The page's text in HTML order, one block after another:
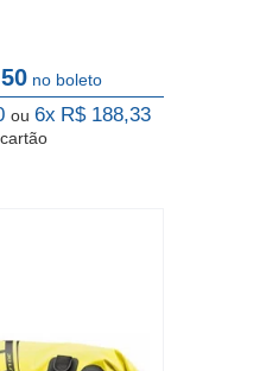
no boleto
ou 6x R$ 188,33